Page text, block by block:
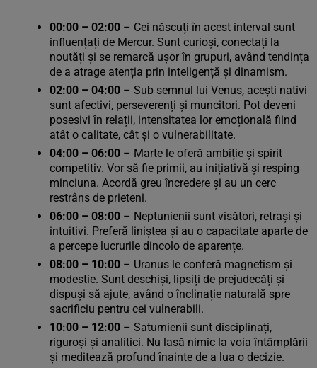
00:00 – 02:00 – Cei născuți în acest interval sunt
influențați de Mercur. Sunt curioși, conectați la
noutăți și se remarcă ușor în grupuri, având tendința
de a atrage atenția prin inteligență și dinamism.
02:00 – 04:00 – Sub semnul lui Venus, acești nativi
sunt afectivi, perseverenți și muncitori. Pot deveni
posesivi în relații, intensitatea lor emoțională fiind
atât o calitate, cât și o vulnerabilitate.
04:00 – 06:00 – Marte le oferă ambiție și spirit
competitiv. Vor să fie primii, au inițiativă și resping
minciuna. Acordă greu încredere și au un cerc
restrâns de prieteni.
06:00 – 08:00 – Neptunienii sunt visători, retrași și
intuitivi. Preferă liniștea și au o capacitate aparte de
a percepe lucrurile dincolo de aparențe.
08:00 – 10:00 – Uranus le conferă magnetism și
modestie. Sunt deschiși, lipsiți de prejudecăți și
dispuși să ajute, având o înclinație naturală spre
sacrificiu pentru cei vulnerabili.
10:00 – 12:00 – Saturnienii sunt disciplinați,
riguroși și analitici. Nu lasă nimic la voia întâmplării
și meditează profund înainte de a lua o decizie.